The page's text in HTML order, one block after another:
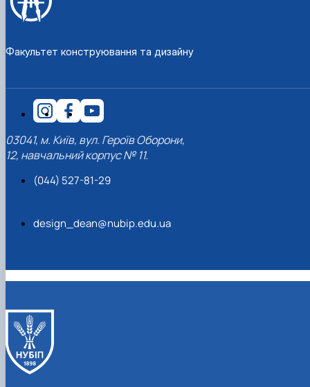
Факультет конструювання та дизайну
03041, м. Київ, вул. Героїв Оборони,
12, навчальний корпус № 11.
(044) 527-81-29
design_dean@nubip.edu.ua